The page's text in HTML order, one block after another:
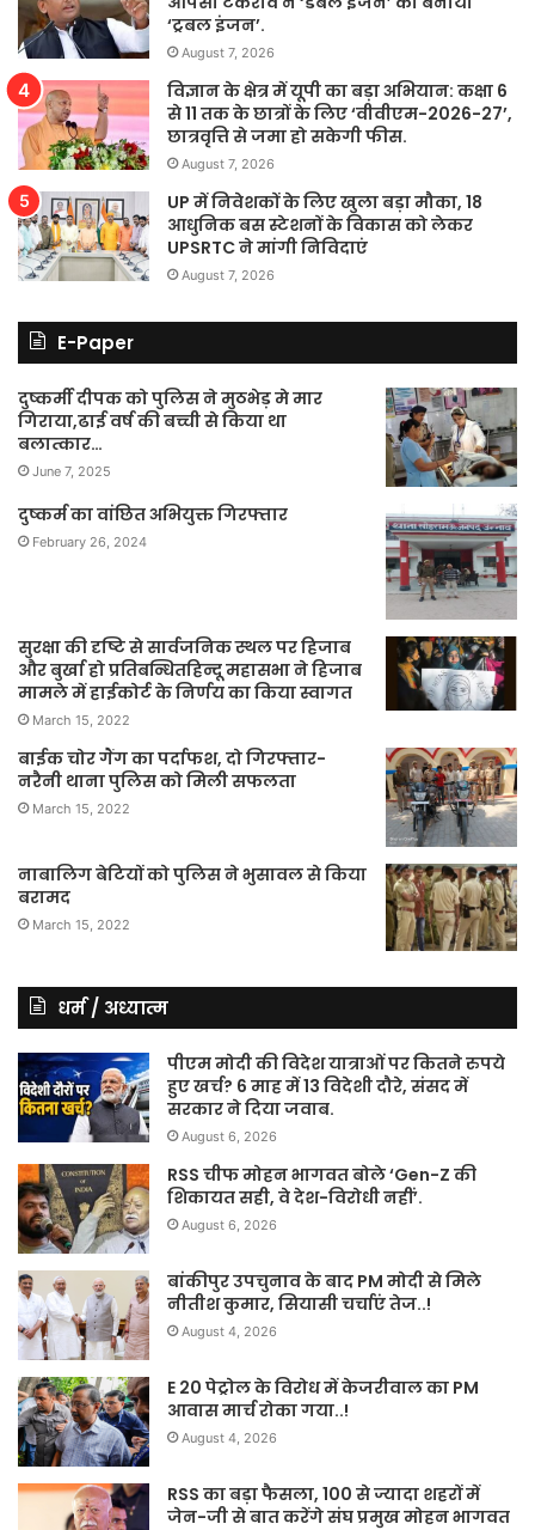
‘ट्रबल इंजन’.
August 7, 2026
विज्ञान के क्षेत्र में यूपी का बड़ा अभियान: कक्षा 6
से 11 तक के छात्रों के लिए ‘वीवीएम-2026-27’,
छात्रवृत्ति से जमा हो सकेगी फीस.
August 7, 2026
UP में निवेशकों के लिए खुला बड़ा मौका, 18
आधुनिक बस स्टेशनों के विकास को लेकर
UPSRTC ने मांगी निविदाएं
August 7, 2026
E-Paper
दुष्कर्मी दीपक को पुलिस ने मुठभेड़ मे मार
गिराया,ढाई वर्ष की बच्ची से किया था
बलात्कार…
June 7, 2025
दुष्कर्म का वांछित अभियुक्त गिरफ्तार
February 26, 2024
सुरक्षा की दृष्टि से सार्वजनिक स्थल पर हिजाब
और बुर्खा हो प्रतिबन्धितहिन्दू महासभा ने हिजाब
मामले में हाईकोर्ट के निर्णय का किया स्वागत
March 15, 2022
बाईक चोर गैंग का पर्दाफश, दो गिरफ्तार-
नरैनी थाना पुलिस को मिली सफलता
March 15, 2022
नाबालिग बेटियों को पुलिस ने भुसावल से किया
बरामद
March 15, 2022
धर्म / अध्यात्म
पीएम मोदी की विदेश यात्राओं पर कितने रुपये
हुए खर्च? 6 माह में 13 विदेशी दौरे, संसद में
सरकार ने दिया जवाब.
August 6, 2026
RSS चीफ मोहन भागवत बोले ‘Gen-Z की
शिकायत सही, वे देश-विरोधी नहीं’.
August 6, 2026
बांकीपुर उपचुनाव के बाद PM मोदी से मिले
नीतीश कुमार, सियासी चर्चाएं तेज..!
August 4, 2026
E 20 पेट्रोल के विरोध में केजरीवाल का PM
आवास मार्च रोका गया..!
August 4, 2026
RSS का बड़ा फैसला, 100 से ज्यादा शहरों में
जेन-जी से बात करेंगे संघ प्रमुख मोहन भागवत